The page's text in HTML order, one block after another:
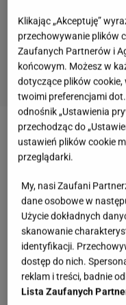
Zobacz wideo Hyży
kilka wniosków.
Katarzyna
Katarzyna Cichopek
w "M jak miłość" (w
2000 roku). Później
"Tańcu z
Klikając „Akceptuję”
przechowywanie plików
Zaufanych Partnerów i
końcowym. Możesz w
dotyczące plików cookie,
twoimi preferencjami
odnośnik „Ustawienia
przechodząc do
ustawień plików cookie
przeglądarki.
My, nasi Zaufani
dane osobowe w
Użycie dokładnych
skanowanie
identyfikacji.
dostęp do nich.
reklam i treści, badnie
Lista Zaufanych